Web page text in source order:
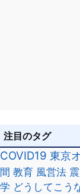
注目のタグ
COVID19 東京
間 教育 風営法
学 どうしてこう